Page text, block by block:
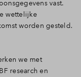
vast.
wettelijke
worden gesteld.
we met
research en